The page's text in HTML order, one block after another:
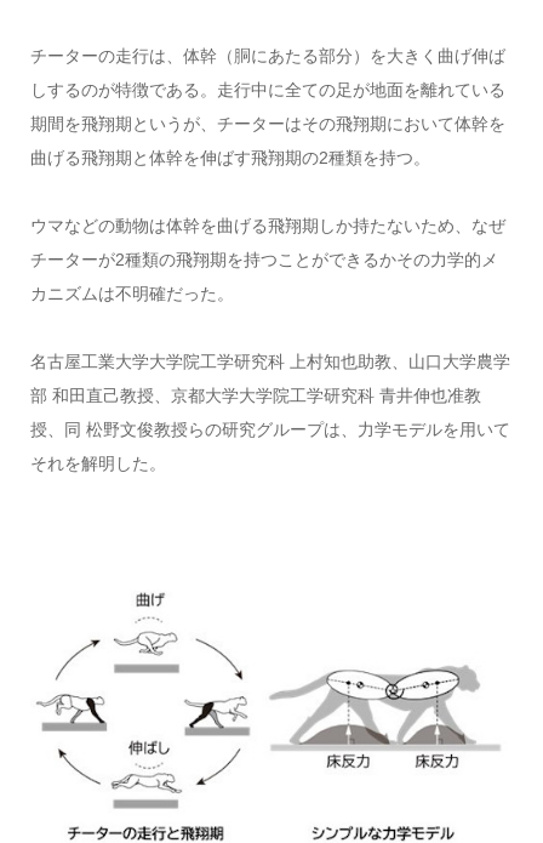
チーターの走行は、体幹（胴にあたる部分）を大きく曲げ伸ば
しするのが特徴である。走行中に全ての足が地面を離れている
期間を飛翔期というが、チーターはその飛翔期において体幹を
曲げる飛翔期と体幹を伸ばす飛翔期の2種類を持つ。
ウマなどの動物は体幹を曲げる飛翔期しか持たないため、なぜ
チーターが2種類の飛翔期を持つことができるかその力学的メ
カニズムは不明確だった。
名古屋工業大学大学院工学研究科 上村知也助教、山口大学農学
部 和田直己教授、京都大学大学院工学研究科 青井伸也准教
授、同 松野文俊教授らの研究グループは、力学モデルを用いて
それを解明した。